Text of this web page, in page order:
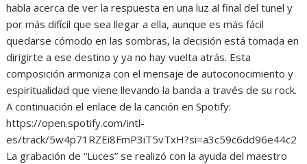
habla acerca de ver la respuesta en una luz al final del tunel y
por más difícil que sea llegar a ella, aunque es más fácil
quedarse cómodo en las sombras, la decisión está tomada en
dirigirte a ese destino y ya no hay vuelta atrás. Esta
composición armoniza con el mensaje de autoconocimiento y
espiritualidad que viene llevando la banda a través de su rock.
A continuación el enlace de la canción en Spotify:
https://open.spotify.com/intl-
es/track/5w4p71RZEi8FmP3iT5vTxH?si=a3c59c6dd96e44c2
La grabación de “Luces” se realizó con la ayuda del maestro